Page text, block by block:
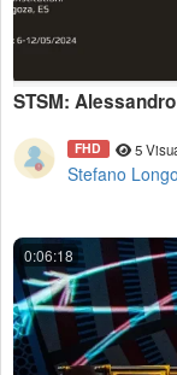
STSM:
FHD 5
Stefano Longo
0:06:18